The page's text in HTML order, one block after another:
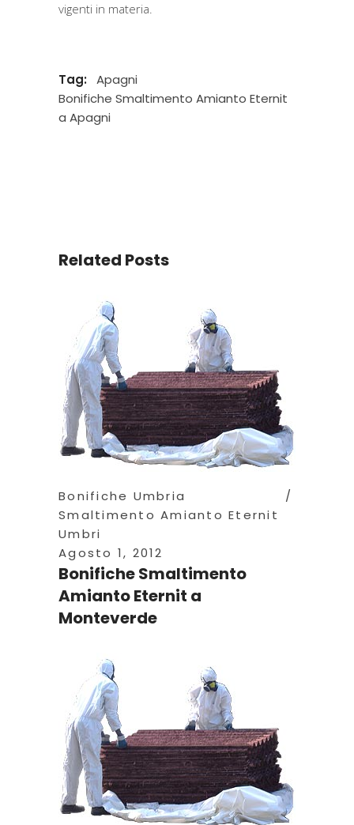
vigenti in materia.
Tag:
Apagni
Bonifiche Smaltimento Amianto Eternit
a Apagni
Related Posts
Bonifiche Umbria
Smaltimento Amianto Eternit
Umbri
Agosto 1, 2012
Bonifiche Smaltimento
Amianto Eternit a
Monteverde